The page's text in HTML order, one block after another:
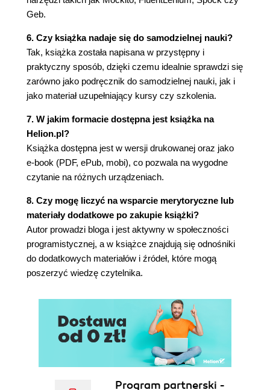
Ładowanie plików (99)
Umieszczanie obrazu w odpowiedzi na
zapytanie (104)
Zarządzanie konfiguracją ładowania plików
(104)
Wyświetlenie załadowanego obrazu (107)
Tłumaczenia komunikatów o błędach (112)
Zapisywanie profilu użytkownika w sesji (112)
Własne strony z komunikatami o błędach (116)
Zmienne tablicowe w adresach URL (117)
Wszystko razem (121)
Podsumowanie (129)
Rozdział 5. Tworzenie aplikacji w stylu REST (131)
Czym jest styl REST? (131)
Model dojrzałości Richardsona (132)
Poziom 0 - HTTP (132)
Poziom 2 - metody HTTP (133)
Poziom 3 - kontrolki hipermediów (134)
Wersje interfejsu API (135)
Przydatne kody HTTP (136)
Klient jest królem (137)
Geb.
6. Czy książka nadaje się do samodzielnej nauki?
Tak, książka została napisana w przystępny i
praktyczny sposób, dzięki czemu idealnie sprawdzi się
zarówno jako podręcznik do samodzielnej nauki, jak i
jako materiał uzupełniający kursy czy szkolenia.
7. W jakim formacie dostępna jest książka na
Helion.pl?
Książka dostępna jest w wersji drukowanej oraz jako
e-book (PDF, ePub, mobi), co pozwala na wygodne
czytanie na różnych urządzeniach.
8. Czy mogę liczyć na wsparcie merytoryczne lub
materiały dodatkowe po zakupie książki?
Autor prowadzi bloga i jest aktywny w społeczności
programistycznej, a w książce znajdują się odnośniki
do dodatkowych materiałów i źródeł, które mogą
poszerzyć wiedzę czytelnika.
Program partnerski -